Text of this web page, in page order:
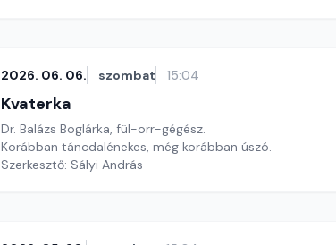
2026. 06. 06. szombat 15:04
Kvaterka
Dr. Balázs Boglárka, fül-orr-gégész.
Korábban táncdalénekes, még korábban úszó.
Szerkesztő: Sályi András